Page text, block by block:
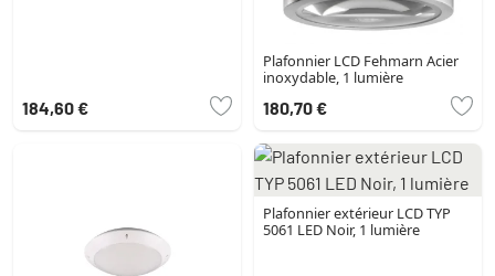
184,60 €
Plafonnier LCD Fehmarn Acier
inoxydable, 1 lumière
180,70 €
Plafonnier extérieur LCD TYP
5061 LED Noir, 1 lumière